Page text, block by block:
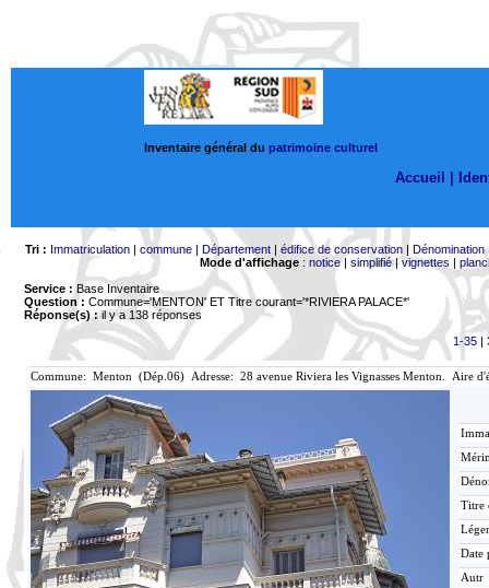
Inventaire général du patrimoine culturel
Accueil |
Tri : Immatriculation| commune| Département| édifice de conservation| Dénomination
Mode d'affichage: notice| simplifié|vignettes |
Service : Base Inventaire
Question : Commune='MENTON' ET Titre courant='*RIVIERA PALACE*'
Réponse(s) :il y a 138 réponses
1-35|
Commune: Menton (Dép.06) Adresse: 28 avenue Riviera les Vignasses Menton. Aire
Titre
Date
Autr